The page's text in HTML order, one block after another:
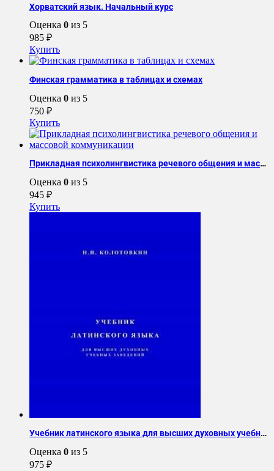
Хорватский язык. Начальный курс
Оценка 0 из 5
985 ₽
Купить
Финская грамматика в таблицах и схемах
Оценка 0 из 5
750 ₽
Купить
Прикладная психолингвистика речевого общения и массовой коммуникации
Оценка 0 из 5
945 ₽
Купить
Учебник латинского языка для высших духовных учебных заведений
Оценка 0 из 5
975 ₽